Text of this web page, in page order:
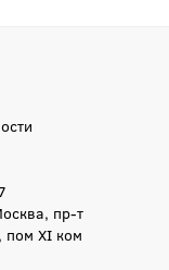
пр-т
пом XI ком